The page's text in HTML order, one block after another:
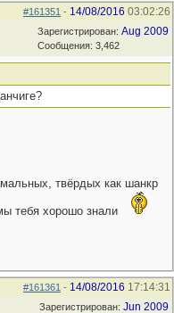
#161351 - 14/08/2016 03:02:26
Зарегистрирован: Aug 2009
Сообщения: 3,462
твёрдых как шанкр
тебя хорошо знали
#161361 - 14/08/2016 17:14:31
Зарегистрирован: Jun 2009